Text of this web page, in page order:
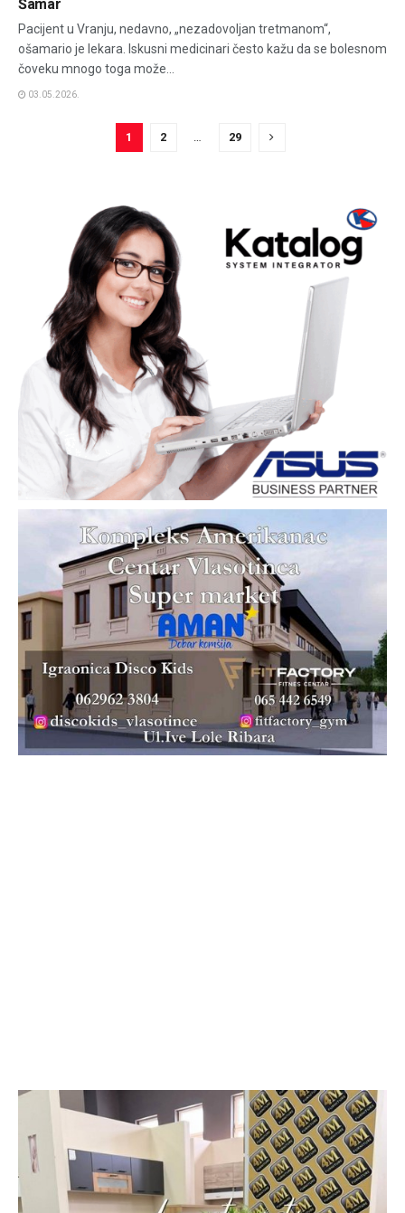
Šamar
Pacijent u Vranju, nedavno, „nezadovoljan tretmanom“,
ošamario je lekara. Iskusni medicinari često kažu da se bolesnom
čoveku mnogo toga može...
03.05.2026.
1 2 … 29